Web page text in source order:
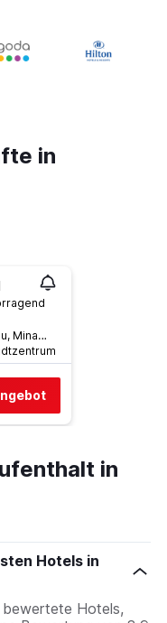
in
5202 Eichobeppu, Minamikyushu, Japan
in
Hotels in
bewertete Hotels,